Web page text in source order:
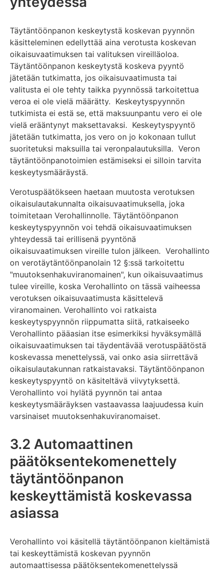
Täytäntöönpanon keskeytystä koskevan pyynnön
käsitteleminen edellyttää aina verotusta koskevan
oikaisuvaatimuksen tai valituksen vireilläoloa.
Täytäntöönpanon keskeytystä koskeva pyyntö
jätetään tutkimatta, jos oikaisuvaatimusta tai
valitusta ei ole tehty taikka pyynnössä tarkoitettua
veroa ei ole vielä määrätty. Keskeytyspyynnön
tutkimista ei estä se, että maksuunpantu vero ei ole
vielä erääntynyt maksettavaksi. Keskeytyspyyntö
jätetään tutkimatta, jos vero on jo kokonaan tullut
suoritetuksi maksuilla tai veronpalautuksilla. Veron
täytäntöönpanotoimien estämiseksi ei silloin tarvita
keskeytysmääräystä.
Verotuspäätökseen haetaan muutosta verotuksen
oikaisulautakunnalta oikaisuvaatimuksella, joka
toimitetaan Verohallinnolle. Täytäntöönpanon
keskeytyspyynnön voi tehdä oikaisuvaatimuksen
yhteydessä tai erillisenä pyyntönä
oikaisuvaatimuksen vireille tulon jälkeen. Verohallinto
on verotäytäntöönpanolain 12 §:ssä tarkoitettu
"muutoksenhakuviranomainen", kun oikaisuvaatimus
tulee vireille, koska Verohallinto on tässä vaiheessa
verotuksen oikaisuvaatimusta käsittelevä
viranomainen. Verohallinto voi ratkaista
keskeytyspyynnön riippumatta siitä, ratkaiseeko
Verohallinto pääasian itse esimerkiksi hyväksymällä
oikaisuvaatimuksen tai täydentävää verotuspäätöstä
koskevassa menettelyssä, vai onko asia siirrettävä
oikaisulautakunnan ratkaistavaksi. Täytäntöönpanon
keskeytyspyyntö on käsiteltävä viivytyksettä.
Verohallinto voi hylätä pyynnön tai antaa
keskeytysmääräyksen vastaavassa laajuudessa kuin
varsinaiset muutoksenhakuviranomaiset.
3.2 Automaattinen
päätöksentekomenettely
täytäntöönpanon
keskeyttämistä koskevassa
asiassa
Verohallinto voi käsitellä täytäntöönpanon kieltämistä
tai keskeyttämistä koskevan pyynnön
automaattisessa päätöksentekomenettelyssä